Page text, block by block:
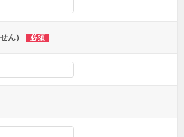
ん） 必須